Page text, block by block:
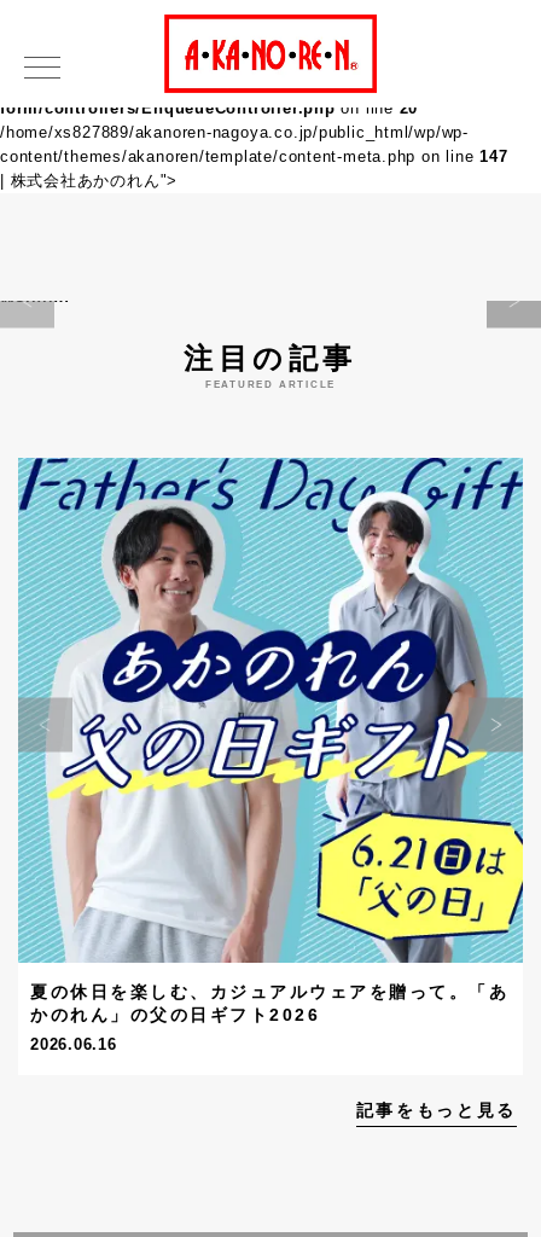
: Attempt to read property "post_content" on null in
/home/xs827889/akanoren-nagoya.co.jp/public_html/wp/wp-
content/plugins/recaptcha-for-mw-wp-
form/controllers/EnqueueController.php on line 20
/home/xs827889/akanoren-nagoya.co.jp/public_html/wp/wp-
content/themes/akanoren/template/content-meta.php on line147
| 株式会社あかのれん">
Warning
注目の記事
FEATURED ARTICLE
夏の休日を楽しむ、カジュアルウェアを贈って。「あ
かのれん」の父の日ギフト2026
2026.06.16
記事をもっと見る